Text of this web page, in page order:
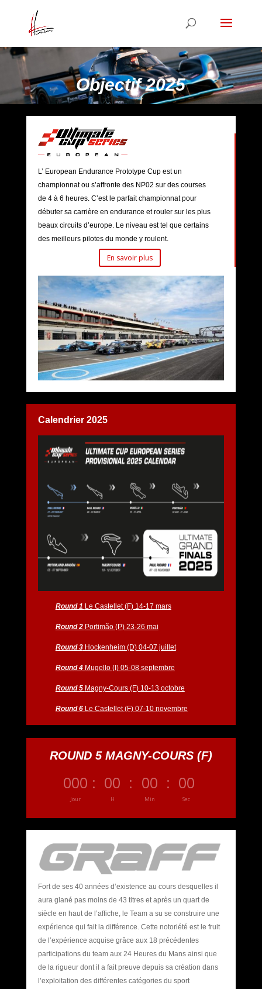
Objectif 2025
L’ European Endurance Prototype Cup est un
championnat ou s’affronte des NP02 sur des courses
de 4 à 6 heures. C’est le parfait championnat pour
débuter sa carrière en endurance et rouler sur les plus
beaux circuits d’europe. Le niveau est tel que certains
des meilleurs pilotes du monde y roulent.
En savoir plus
Calendrier 2025
Round 1 Le Castellet (F) 14-17 mars
Round 2 Portimão (P) 23-26 mai
Round 3Hockenheim (D) 04-07 juillet
Round 4Mugello (I) 05-08 septembre
Round 5 Magny-Cours (F) 10-13 octobre
Round 6Le Castellet (F) 07-10 novembre
ROUND 5 MAGNY-COURS (F)
000
Jour
: 00
H
: 00
Min
: 00
Sec
Fort de ses 40 années d’existence au cours desquelles il
aura glané pas moins de 43 titres et après un quart de
siècle en haut de l’affiche, le Team a su se construire une
expérience qui fait la différence. Cette notoriété est le fruit
de l’expérience acquise grâce aux 18 précédentes
participations du team aux 24 Heures du Mans ainsi que
de la rigueur dont il a fait preuve depuis sa création dans
l’exploitation des différentes catégories du sport